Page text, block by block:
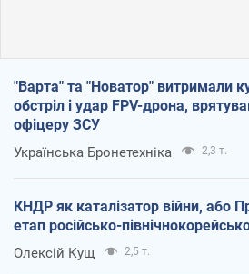
"Варта" та "Новатор" витримали
обстріл і удар FPV-дрона,
офіцеру ЗСУ
Українська Бронетехніка 2,3 т.
КНДР як каталізатор війни, або
етап російсько-
Олексій Кущ 2,5 т.